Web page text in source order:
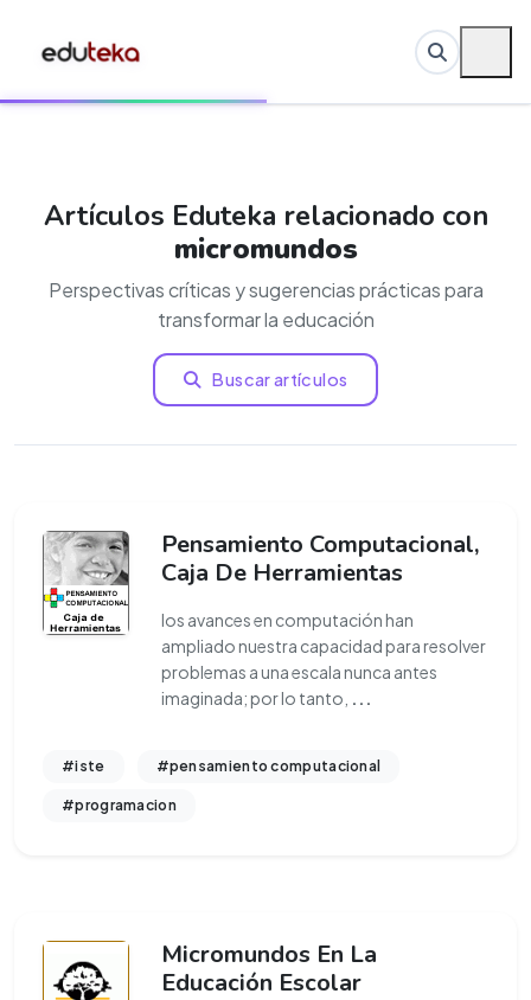
Artículos Eduteka relacionado con
micromundos
Perspectivas críticas y sugerencias prácticas para
transformar la educación
Buscar artículos
Pensamiento Computacional,
Caja De Herramientas
los avances en computación han
ampliado nuestra capacidad para resolver
problemas a una escala nunca antes
imaginada; por lo tanto, ...
#iste #pensamiento computacional
#programacion
Micromundos En La
Educación Escolar